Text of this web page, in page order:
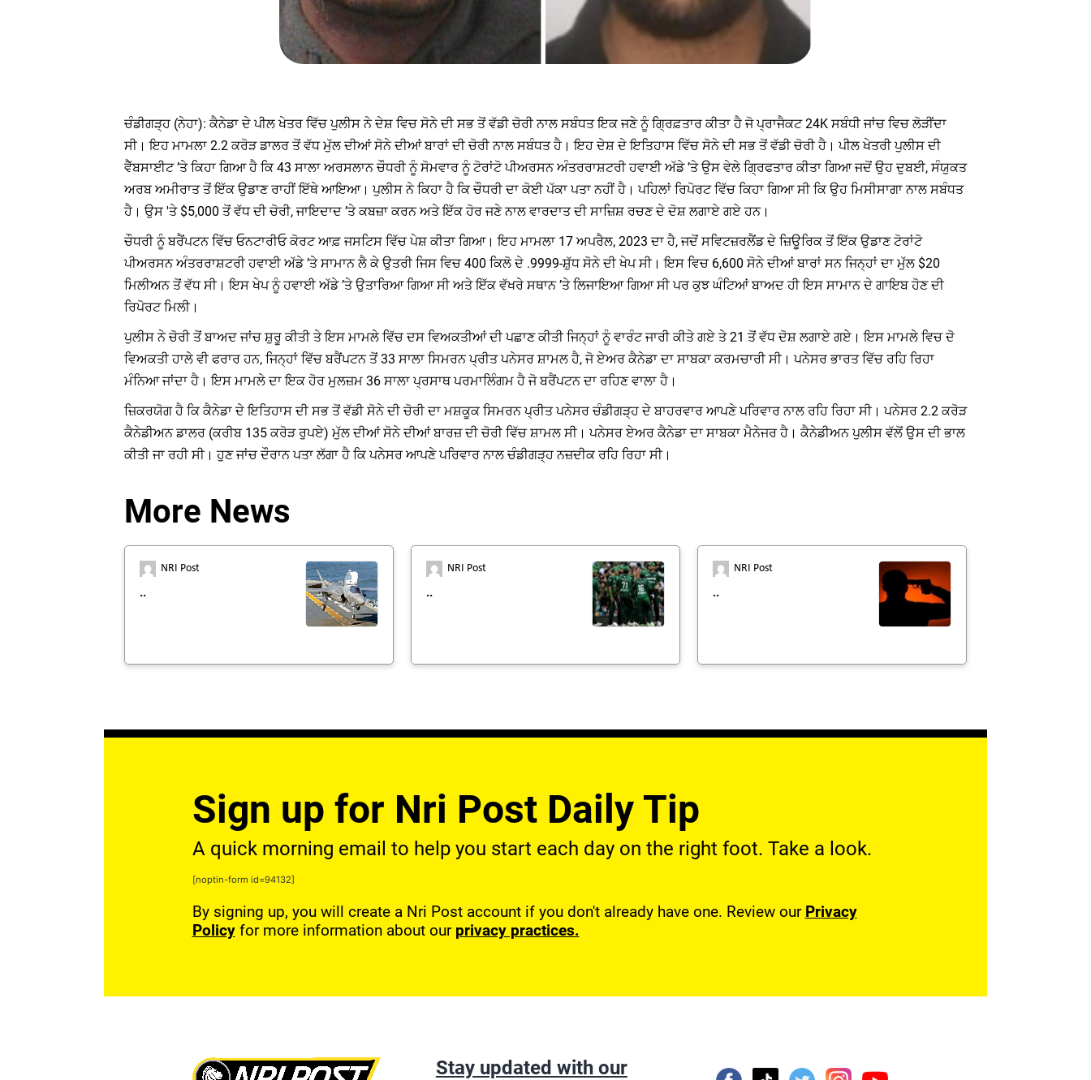
ਚੰਡੀਗੜ੍ਹ (ਨੇਹਾ): ਕੈਨੇਡਾ ਦੇ ਪੀਲ ਖੇਤਰ ਵਿੱਚ ਪੁਲੀਸ ਨੇ ਦੇਸ਼ ਵਿਚ ਸੋਨੇ ਦੀ ਸਭ ਤੋਂ ਵੱਡੀ ਚੋਰੀ ਨਾਲ ਸਬੰਧਤ ਇਕ ਜਣੇ ਨੂੰ ਗ੍ਰਿਫ਼ਤਾਰ ਕੀਤਾ ਹੈ ਜੋ ਪ੍ਰਾਜੈਕਟ 24K ਸਬੰਧੀ ਜਾਂਚ ਵਿਚ ਲੋੜੀਂਦਾ
ਸੀ। ਇਹ ਮਾਮਲਾ 2.2 ਕਰੋੜ ਡਾਲਰ ਤੋਂ ਵੱਧ ਮੁੱਲ ਦੀਆਂ ਸੋਨੇ ਦੀਆਂ ਬਾਰਾਂ ਦੀ ਚੋਰੀ ਨਾਲ ਸਬੰਧਤ ਹੈ। ਇਹ ਦੇਸ਼ ਦੇ ਇਤਿਹਾਸ ਵਿੱਚ ਸੋਨੇ ਦੀ ਸਭ ਤੋਂ ਵੱਡੀ ਚੋਰੀ ਹੈ। ਪੀਲ ਖੇਤਰੀ ਪੁਲੀਸ ਦੀ
ਵੈੱਬਸਾਈਟ ’ਤੇ ਕਿਹਾ ਗਿਆ ਹੈ ਕਿ 43 ਸਾਲਾ ਅਰਸਲਾਨ ਚੌਧਰੀ ਨੂੰ ਸੋਮਵਾਰ ਨੂੰ ਟੋਰਾਂਟੋ ਪੀਅਰਸਨ ਅੰਤਰਰਾਸ਼ਟਰੀ ਹਵਾਈ ਅੱਡੇ ’ਤੇ ਉਸ ਵੇਲੇ ਗ੍ਰਿਫਤਾਰ ਕੀਤਾ ਗਿਆ ਜਦੋਂ ਉਹ ਦੁਬਈ, ਸੰਯੁਕਤ
ਅਰਬ ਅਮੀਰਾਤ ਤੋਂ ਇੱਕ ਉਡਾਣ ਰਾਹੀਂ ਇੱਥੇ ਆਇਆ। ਪੁਲੀਸ ਨੇ ਕਿਹਾ ਹੈ ਕਿ ਚੌਧਰੀ ਦਾ ਕੋਈ ਪੱਕਾ ਪਤਾ ਨਹੀਂ ਹੈ। ਪਹਿਲਾਂ ਰਿਪੋਰਟ ਵਿੱਚ ਕਿਹਾ ਗਿਆ ਸੀ ਕਿ ਉਹ ਮਿਸੀਸਾਗਾ ਨਾਲ ਸਬੰਧਤ
ਹੈ। ਉਸ 'ਤੇ $5,000 ਤੋਂ ਵੱਧ ਦੀ ਚੋਰੀ, ਜਾਇਦਾਦ ’ਤੇ ਕਬਜ਼ਾ ਕਰਨ ਅਤੇ ਇੱਕ ਹੋਰ ਜਣੇ ਨਾਲ ਵਾਰਦਾਤ ਦੀ ਸਾਜ਼ਿਸ਼ ਰਚਣ ਦੇ ਦੋਸ਼ ਲਗਾਏ ਗਏ ਹਨ।
ਚੌਧਰੀ ਨੂੰ ਬਰੈਂਪਟਨ ਵਿੱਚ ਓਨਟਾਰੀਓ ਕੋਰਟ ਆਫ਼ ਜਸਟਿਸ ਵਿੱਚ ਪੇਸ਼ ਕੀਤਾ ਗਿਆ। ਇਹ ਮਾਮਲਾ 17 ਅਪਰੈਲ, 2023 ਦਾ ਹੈ, ਜਦੋਂ ਸਵਿਟਜ਼ਰਲੈਂਡ ਦੇ ਜ਼ਿਊਰਿਕ ਤੋਂ ਇੱਕ ਉਡਾਣ ਟੋਰਾਂਟੋ
ਪੀਅਰਸਨ ਅੰਤਰਰਾਸ਼ਟਰੀ ਹਵਾਈ ਅੱਡੇ ’ਤੇ ਸਾਮਾਨ ਲੈ ਕੇ ਉਤਰੀ ਜਿਸ ਵਿਚ 400 ਕਿਲੋ ਦੇ .9999-ਸ਼ੁੱਧ ਸੋਨੇ ਦੀ ਖੇਪ ਸੀ। ਇਸ ਵਿਚ 6,600 ਸੋਨੇ ਦੀਆਂ ਬਾਰਾਂ ਸਨ ਜਿਨ੍ਹਾਂ ਦਾ ਮੁੱਲ $20
ਮਿਲੀਅਨ ਤੋਂ ਵੱਧ ਸੀ। ਇਸ ਖੇਪ ਨੂੰ ਹਵਾਈ ਅੱਡੇ ’ਤੇ ਉਤਾਰਿਆ ਗਿਆ ਸੀ ਅਤੇ ਇੱਕ ਵੱਖਰੇ ਸਥਾਨ ’ਤੇ ਲਿਜਾਇਆ ਗਿਆ ਸੀ ਪਰ ਕੁਝ ਘੰਟਿਆਂ ਬਾਅਦ ਹੀ ਇਸ ਸਾਮਾਨ ਦੇ ਗਾਇਬ ਹੋਣ ਦੀ
ਰਿਪੋਰਟ ਮਿਲੀ।
ਪੁਲੀਸ ਨੇ ਚੋਰੀ ਤੋਂ ਬਾਅਦ ਜਾਂਚ ਸ਼ੁਰੂ ਕੀਤੀ ਤੇ ਇਸ ਮਾਮਲੇ ਵਿੱਚ ਦਸ ਵਿਅਕਤੀਆਂ ਦੀ ਪਛਾਣ ਕੀਤੀ ਜਿਨ੍ਹਾਂ ਨੂੰ ਵਾਰੰਟ ਜਾਰੀ ਕੀਤੇ ਗਏ ਤੇ 21 ਤੋਂ ਵੱਧ ਦੋਸ਼ ਲਗਾਏ ਗਏ। ਇਸ ਮਾਮਲੇ ਵਿਚ ਦੋ
ਵਿਅਕਤੀ ਹਾਲੇ ਵੀ ਫਰਾਰ ਹਨ, ਜਿਨ੍ਹਾਂ ਵਿੱਚ ਬਰੈਂਪਟਨ ਤੋਂ 33 ਸਾਲਾ ਸਿਮਰਨ ਪ੍ਰੀਤ ਪਨੇਸਰ ਸ਼ਾਮਲ ਹੈ, ਜੋ ਏਅਰ ਕੈਨੇਡਾ ਦਾ ਸਾਬਕਾ ਕਰਮਚਾਰੀ ਸੀ। ਪਨੇਸਰ ਭਾਰਤ ਵਿੱਚ ਰਹਿ ਰਿਹਾ
ਮੰਨਿਆ ਜਾਂਦਾ ਹੈ। ਇਸ ਮਾਮਲੇ ਦਾ ਇਕ ਹੋਰ ਮੁਲਜ਼ਮ 36 ਸਾਲਾ ਪ੍ਰਸਾਥ ਪਰਮਾਲਿੰਗਮ ਹੈ ਜੋ ਬਰੈਂਪਟਨ ਦਾ ਰਹਿਣ ਵਾਲਾ ਹੈ।
ਜ਼ਿਕਰਯੋਗ ਹੈ ਕਿ ਕੈਨੇਡਾ ਦੇ ਇਤਿਹਾਸ ਦੀ ਸਭ ਤੋਂ ਵੱਡੀ ਸੋਨੇ ਦੀ ਚੋਰੀ ਦਾ ਮਸ਼ਕੂਕ ਸਿਮਰਨ ਪ੍ਰੀਤ ਪਨੇਸਰ ਚੰਡੀਗੜ੍ਹ ਦੇ ਬਾਹਰਵਾਰ ਆਪਣੇ ਪਰਿਵਾਰ ਨਾਲ ਰਹਿ ਰਿਹਾ ਸੀ। ਪਨੇਸਰ 2.2 ਕਰੋੜ
ਕੈਨੇਡੀਅਨ ਡਾਲਰ (ਕਰੀਬ 135 ਕਰੋੜ ਰੁਪਏ) ਮੁੱਲ ਦੀਆਂ ਸੋਨੇ ਦੀਆਂ ਬਾਰਜ਼ ਦੀ ਚੋਰੀ ਵਿੱਚ ਸ਼ਾਮਲ ਸੀ। ਪਨੇਸਰ ਏਅਰ ਕੈਨੇਡਾ ਦਾ ਸਾਬਕਾ ਮੈਨੇਜਰ ਹੈ। ਕੈਨੇਡੀਅਨ ਪੁਲੀਸ ਵੱਲੋਂ ਉਸ ਦੀ ਭਾਲ
ਕੀਤੀ ਜਾ ਰਹੀ ਸੀ। ਹੁਣ ਜਾਂਚ ਦੌਰਾਨ ਪਤਾ ਲੱਗਾ ਹੈ ਕਿ ਪਨੇਸਰ ਆਪਣੇ ਪਰਿਵਾਰ ਨਾਲ ਚੰਡੀਗੜ੍ਹ ਨਜ਼ਦੀਕ ਰਹਿ ਰਿਹਾ ਸੀ।
More News
NRI Post
..
NRI Post
..
NRI Post
..
Sign up for Nri Post Daily Tip
A quick morning email to help you start each day on the right foot. Take a look.
[noptin-form id=94132]
By signing up, you will create a Nri Post account if you don't already have one. Review our Privacy
Policyfor more information about our privacy practices.
Stay updated with our